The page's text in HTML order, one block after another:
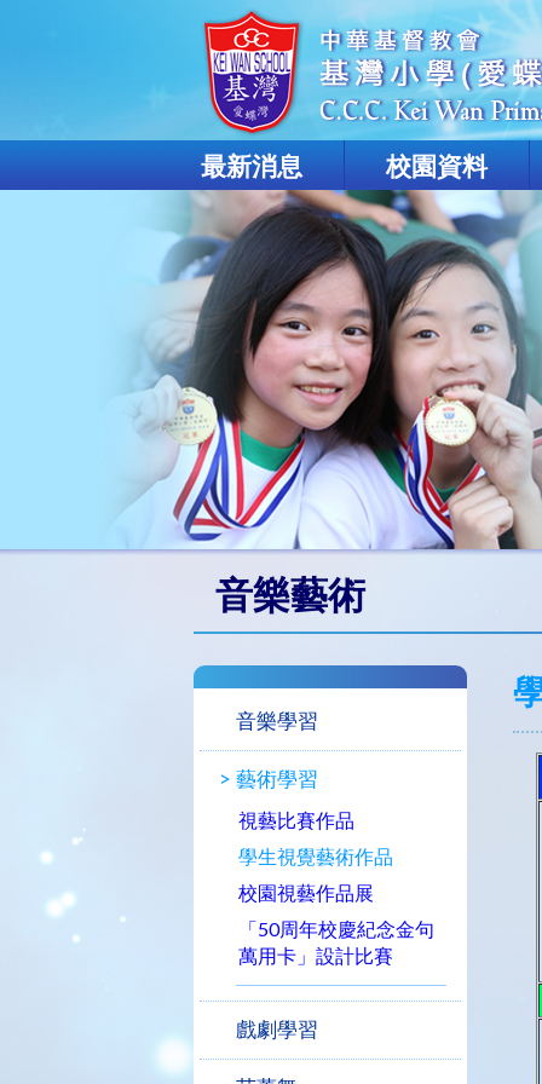
最新消息 校園資料
音樂藝術
音樂學習
藝術學習
視藝比賽作品
學生視覺藝術作品
校園視藝作品展
「50周年校慶紀念金句
萬用卡」設計比賽
戲劇學習